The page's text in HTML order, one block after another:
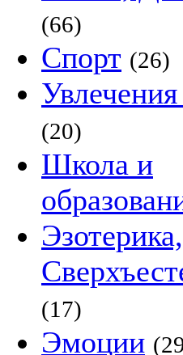
(66)
Спорт (26)
(20)
Школа и
Эзотерика,
(17)
Эмоции